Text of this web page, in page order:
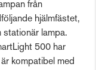
från
hjälmfästet,
stationär lampa.
500 har
kompatibel med